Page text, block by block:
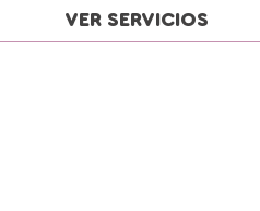
VER SERVICIOS